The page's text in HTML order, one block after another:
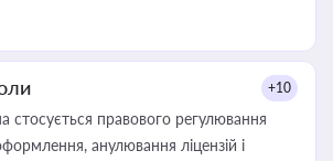
+10
стосується правового регулювання
анулювання ліцензій і